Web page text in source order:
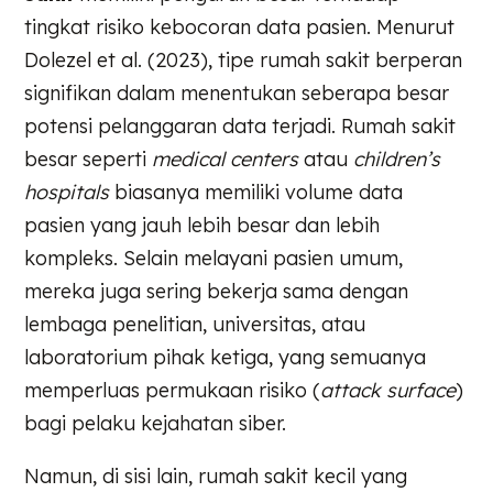
tingkat risiko kebocoran data pasien. Menurut
Dolezel et al. (2023), tipe rumah sakit berperan
signifikan dalam menentukan seberapa besar
potensi pelanggaran data terjadi. Rumah sakit
besar seperti medical centersatau children’s
hospitalsbiasanya memiliki volume data
pasien yang jauh lebih besar dan lebih
kompleks. Selain melayani pasien umum,
mereka juga sering bekerja sama dengan
lembaga penelitian, universitas, atau
laboratorium pihak ketiga, yang semuanya
memperluas permukaan risiko (attack surface)
bagi pelaku kejahatan siber.
Namun, di sisi lain, rumah sakit kecil yang